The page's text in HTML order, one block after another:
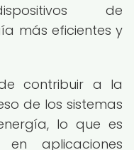
de
más eficientes y
contribuir a la
de los sistemas
lo que es
en aplicaciones